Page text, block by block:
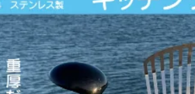
アート・写真
テクノロジー・ガジェット
映像・映画